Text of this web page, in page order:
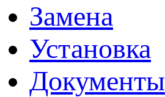
Замена
Установка
Документы